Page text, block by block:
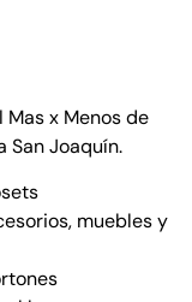
x Menos de
San Joaquín.
muebles y